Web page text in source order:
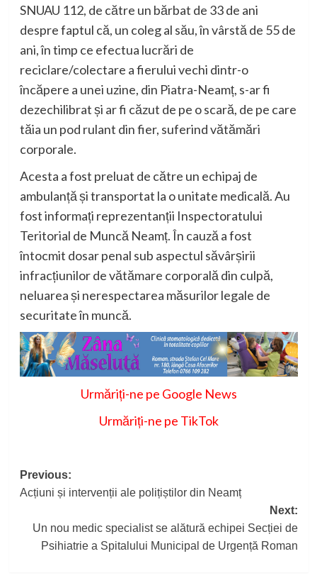
SNUAU 112, de către un bărbat de 33 de ani
despre faptul că, un coleg al său, în vârstă de 55 de
ani, în timp ce efectua lucrări de
reciclare/colectare a fierului vechi dintr-o
încăpere a unei uzine, din Piatra-Neamț, s-ar fi
dezechilibrat și ar fi căzut de pe o scară, de pe care
tăia un pod rulant din fier, suferind vătămări
corporale.
Acesta a fost preluat de către un echipaj de
ambulanță și transportat la o unitate medicală. Au
fost informați reprezentanții Inspectoratului
Teritorial de Muncă Neamț. În cauză a fost
întocmit dosar penal sub aspectul săvârșirii
infracțiunilor de vătămare corporală din culpă,
neluarea și nerespectarea măsurilor legale de
securitate în muncă.
Urmăriți-ne pe Google News
Urmăriți-ne pe TikTok
Post
navigation
Previous:
Acțiuni și intervenții ale polițiștilor din Neamț
Next:
Un nou medic specialist se alătură echipei Secției de
Psihiatrie a Spitalului Municipal de Urgență Roman